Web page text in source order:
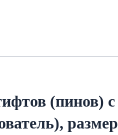
(пинов) с
размер